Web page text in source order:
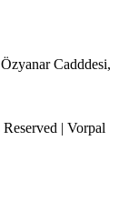
Cadddesi,
| Vorpal